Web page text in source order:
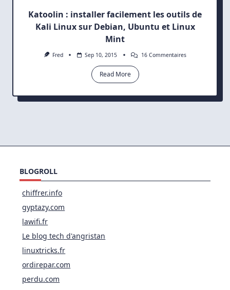
Katoolin : installer facilement les outils de
Kali Linux sur Debian, Ubuntu et Linux
Mint
Fred Sep 10, 2015 16 CommentairesSur
Outils
Ubuntu
Read More
BLOGROLL
chiffrer.info
gyptazy.com
lawifi.fr
Le blog tech d'angristan
linuxtricks.fr
ordirepar.com
perdu.com